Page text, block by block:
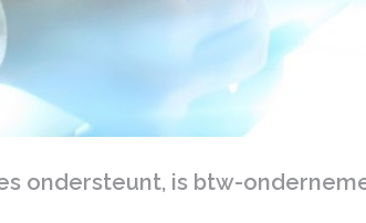
ondersteunt, is btw-